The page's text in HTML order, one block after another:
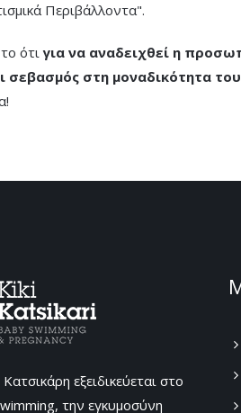
Περιβάλλοντα".
ότιγια να αναδειχθεί η
σεβασμός στη μοναδικότητα
εξειδικεύεται στο
την εγκυμοσύνη